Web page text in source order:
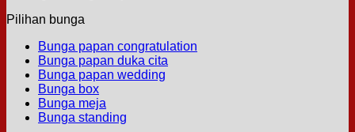
Pilihan bunga
Bunga papan congratulation
Bunga papan duka cita
Bunga papan wedding
Bunga box
Bunga meja
Bunga standing